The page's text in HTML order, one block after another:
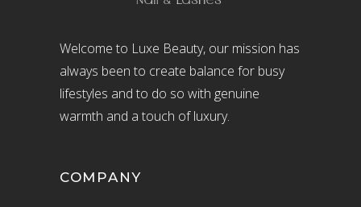
Welcome to Luxe Beauty, our mission has
always been to create balance for busy
lifestyles and to do so with genuine
warmth and a touch of luxury.
COMPANY